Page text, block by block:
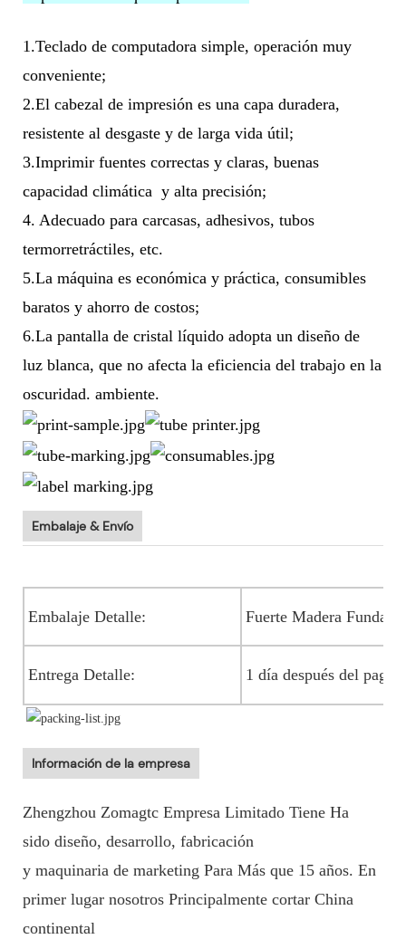
1.Teclado de computadora simple, operación muy
conveniente;
2.El cabezal de impresión es una capa duradera,
resistente al desgaste y de larga vida útil;
3.Imprimir fuentes correctas y claras, buenas
capacidad climática y alta precisión;
4. Adecuado para carcasas, adhesivos, tubos
termorretráctiles, etc.
5.La máquina es económica y práctica, consumibles
baratos y ahorro de costos;
6.La pantalla de cristal líquido adopta un diseño de
luz blanca, que no afecta la eficiencia del trabajo en la
oscuridad. ambiente.
Embalaje & Envío
Embalaje Detalle: Fuerte Madera Funda
Entrega Detalle: 1 día después del pago
Información de la empresa
Zhengzhou Zomagtc Empresa Limitado Tiene Ha
sido diseño, desarrollo, fabricación
y maquinaria de marketing Para Más que 15 años. En
primer lugar nosotros Principalmente cortar China
continental